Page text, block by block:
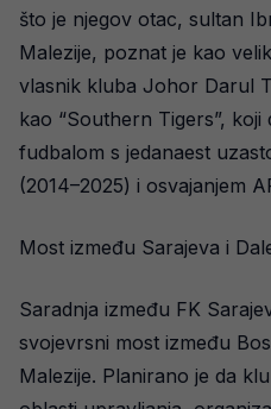
što je njegov otac, sultan
Malezije, poznat je kao
vlasnik kluba Johor Darul
kao “Southern Tigers”, koji
fudbalom s jedanaest
(2014–2025) i osvajanjem
Most između Sarajeva i
Saradnja između FK
svojevrsni most između
Malezije. Planirano je da